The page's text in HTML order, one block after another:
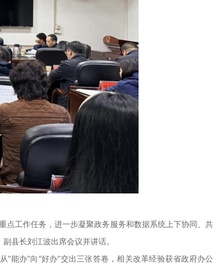
工作任务，进一步凝聚政务服务和数据系统上下协同、共
县长刘江波出席会议并讲话。
办”向“好办”交出三张答卷，相关改革经验获省政府办公